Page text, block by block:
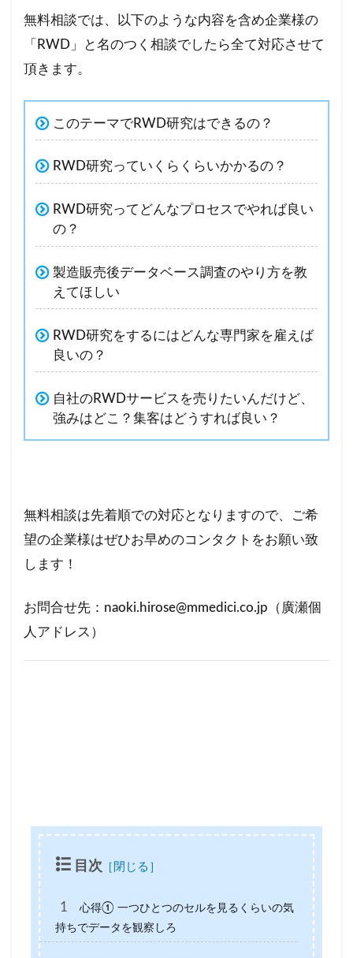
無料相談では、以下のような内容を含め企業様の
「RWD」と名のつく相談でしたら全て対応させて
頂きます。
このテーマでRWD研究はできるの？
RWD研究っていくらくらいかかるの？
RWD研究ってどんなプロセスでやれば良い
の？
製造販売後データベース調査のやり方を教
えてほしい
RWD研究をするにはどんな専門家を雇えば
良いの？
自社のRWDサービスを売りたいんだけど、
強みはどこ？集客はどうすれば良い？
無料相談は先着順での対応となりますので、ご希
望の企業様はぜひお早めのコンタクトをお願い致
します！
お問合せ先：naoki.hirose@mmedici.co.jp（廣瀬個
人アドレス）
目次
1
心得① 一つひとつのセルを見るくらいの気
持ちでデータを観察しろ